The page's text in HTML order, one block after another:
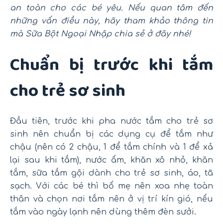
an toàn cho các bé yêu. Nếu quan tâm đến
những vấn điều này, hãy tham khảo thông tin
mà Sữa Bột Ngoại Nhập chia sẻ ở đây nhé!
Chuẩn bị trước khi tắm
cho trẻ sơ sinh
Đầu tiên, trước khi pha nước tắm cho trẻ sơ
sinh nên chuẩn bị các dụng cụ để tắm như
chậu (nên có 2 chậu, 1 để tắm chính và 1 để xả
lại sau khi tắm), nước ấm, khăn xô nhỏ, khăn
tắm, sữa tắm gội dành cho trẻ sơ sinh, áo, tã
sạch. Với các bé thì bố mẹ nên xoa nhẹ toàn
thân và chọn nơi tắm nên ở vị trí kín gió, nếu
tắm vào ngày lạnh nên dùng thêm đèn sưởi.